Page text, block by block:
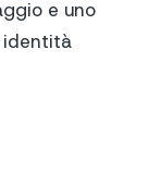
e uno
identità